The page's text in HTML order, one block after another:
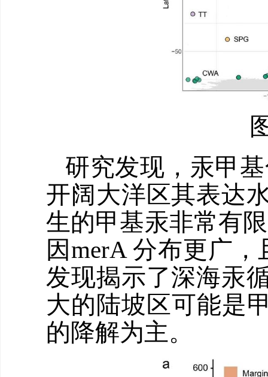
研究发现，汞甲
开阔大洋区其表达
生的甲基汞非常有
因merA 分布更广
发现揭示了深海汞
大的陆坡区可能是
的降解为主。